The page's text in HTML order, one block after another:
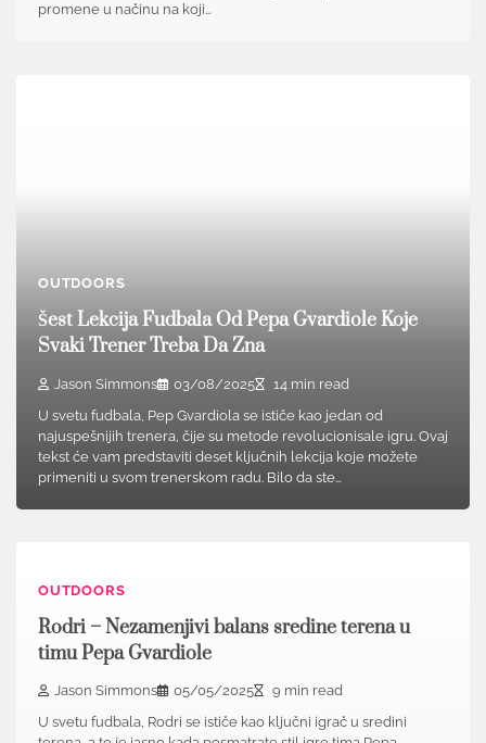
promene u načinu na koji…
OUTDOORS
Šest Lekcija Fudbala Od Pepa Gvardiole Koje
Svaki Trener Treba Da Zna
Jason Simmons 03/08/2025
14 min read
U svetu fudbala, Pep Gvardiola se ističe kao jedan od
najuspešnijih trenera, čije su metode revolucionisale igru. Ovaj
tekst će vam predstaviti deset ključnih lekcija koje možete
primeniti u svom trenerskom radu. Bilo da ste…
OUTDOORS
Rodri – Nezamenjivi balans sredine terena u
timu Pepa Gvardiole
Jason Simmons 05/05/2025
9 min read
U svetu fudbala, Rodri se ističe kao ključni igrač u sredini